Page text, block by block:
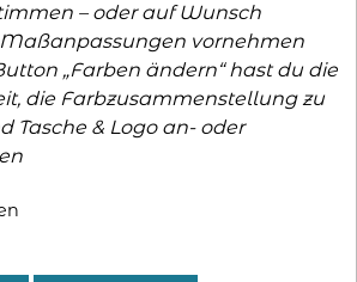
– oder auf Wunsch
vornehmen
„Farben ändern“ hast du die
die Farbzusammenstellung zu
Tasche & Logo an- oder